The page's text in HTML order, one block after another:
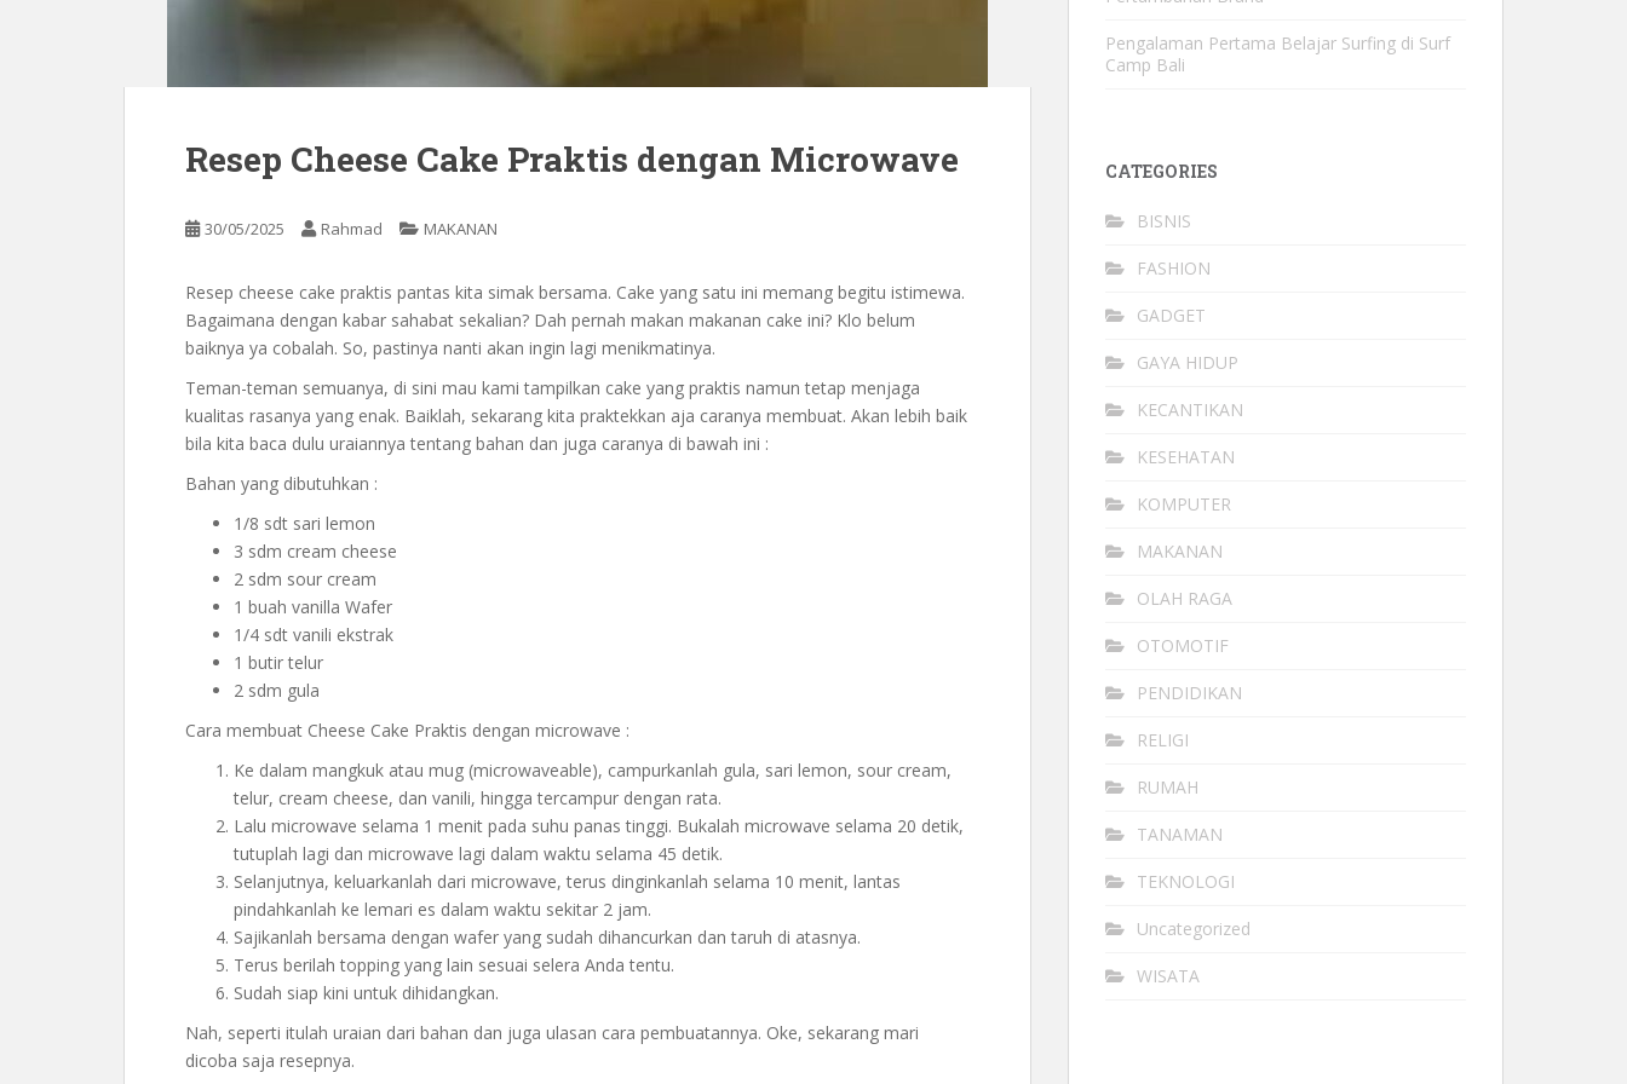
Resep Cheese Cake Praktis dengan Microwave
30/05/2025 Rahmad MAKANAN
Resep cheese cake praktis pantas kita simak bersama. Cake yang satu ini memang begitu istimewa.
Bagaimana dengan kabar sahabat sekalian? Dah pernah makan makanan cake ini? Klo belum
baiknya ya cobalah. So, pastinya nanti akan ingin lagi menikmatinya.
Teman-teman semuanya, di sini mau kami tampilkan cake yang praktis namun tetap menjaga
kualitas rasanya yang enak. Baiklah, sekarang kita praktekkan aja caranya membuat. Akan lebih baik
bila kita baca dulu uraiannya tentang bahan dan juga caranya di bawah ini :
Bahan yang dibutuhkan :
1/8 sdt sari lemon
3 sdm cream cheese
2 sdm sour cream
1 buah vanilla Wafer
1/4 sdt vanili ekstrak
1 butir telur
2 sdm gula
Cara membuat Cheese Cake Praktis dengan microwave :
Ke dalam mangkuk atau mug (microwaveable), campurkanlah gula, sari lemon, sour cream,
telur, cream cheese, dan vanili, hingga tercampur dengan rata.
Lalu microwave selama 1 menit pada suhu panas tinggi. Bukalah microwave selama 20 detik,
tutuplah lagi dan microwave lagi dalam waktu selama 45 detik.
Selanjutnya, keluarkanlah dari microwave, terus dinginkanlah selama 10 menit, lantas
pindahkanlah ke lemari es dalam waktu sekitar 2 jam.
Sajikanlah bersama dengan wafer yang sudah dihancurkan dan taruh di atasnya.
Terus berilah topping yang lain sesuai selera Anda tentu.
Sudah siap kini untuk dihidangkan.
Nah, seperti itulah uraian dari bahan dan juga ulasan cara pembuatannya. Oke, sekarang mari
dicoba saja resepnya.
Pengalaman Pertama Belajar Surfing di Surf
Camp Bali
CATEGORIES
BISNIS
FASHION
GADGET
GAYA HIDUP
KECANTIKAN
KESEHATAN
KOMPUTER
MAKANAN
OLAH RAGA
OTOMOTIF
PENDIDIKAN
RELIGI
RUMAH
TANAMAN
TEKNOLOGI
Uncategorized
WISATA